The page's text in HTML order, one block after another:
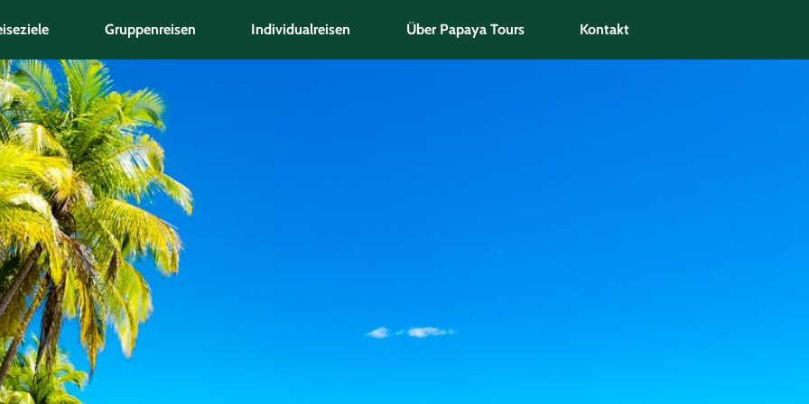
Gruppenreisen Individualreisen Über Papaya Tours Kontakt